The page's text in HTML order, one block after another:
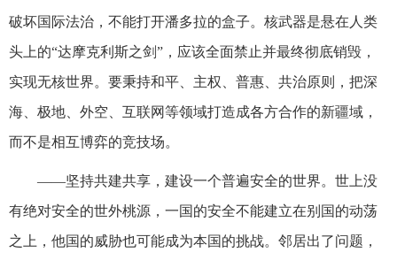
破坏国际法治，不能打开潘多拉的盒子。核武器是悬在人类
头上的“达摩克利斯之剑”，应该全面禁止并最终彻底销毁，
实现无核世界。要秉持和平、主权、普惠、共治原则，把深
海、极地、外空、互联网等领域打造成各方合作的新疆域，
而不是相互博弈的竞技场。
——坚持共建共享，建设一个普遍安全的世界。世上没
有绝对安全的世外桃源，一国的安全不能建立在别国的动荡
之上，他国的威胁也可能成为本国的挑战。邻居出了问题，